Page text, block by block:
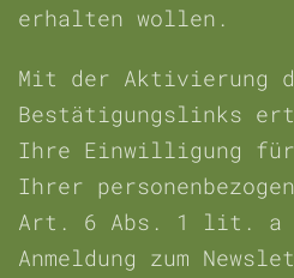
erhalten wollen.
Mit der Aktivierung
Bestätigungslinks
Ihre Einwilligung für
Ihrer
Art. 6 Abs. 1 lit. a
Anmeldung zum